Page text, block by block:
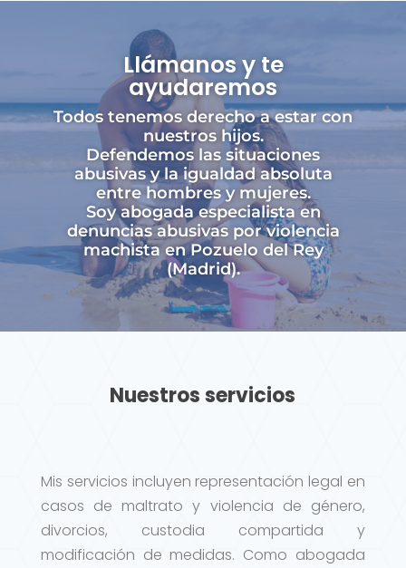
Llámanos y te
ayudaremos
Todos tenemos derecho a estar con
nuestros hijos.
Defendemos las situaciones
abusivas y la igualdad absoluta
entre hombres y mujeres.
Soy abogada especialista en
denuncias abusivas por violencia
machista en Pozuelo del Rey
(Madrid).
Nuestros servicios
Mis servicios incluyen representación legal en
casos de maltrato y violencia de género,
divorcios, custodia compartida y
modificación de medidas. Como abogada